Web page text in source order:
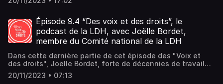
Épisode 9.4 “Des voix et des droits”, le
podcast de la LDH, avec Joëlle Bordet,
membre du Comité national de la LDH
Dans cette dernière partie de cet épisode des "Voix et
des droits", Joëlle Bordet, forte de décennies de travail
sur le terrain, s'intéresse au sort des jeunes filles de ces
territoires défavorisés.
20/11/2023 • 07:13